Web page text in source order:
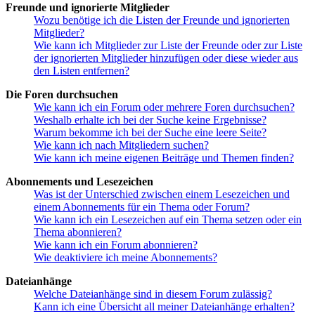
Freunde und ignorierte Mitglieder
Wozu benötige ich die Listen der Freunde und ignorierten
Mitglieder?
Wie kann ich Mitglieder zur Liste der Freunde oder zur Liste
der ignorierten Mitglieder hinzufügen oder diese wieder aus
den Listen entfernen?
Die Foren durchsuchen
Wie kann ich ein Forum oder mehrere Foren durchsuchen?
Weshalb erhalte ich bei der Suche keine Ergebnisse?
Warum bekomme ich bei der Suche eine leere Seite?
Wie kann ich nach Mitgliedern suchen?
Wie kann ich meine eigenen Beiträge und Themen finden?
Abonnements und Lesezeichen
Was ist der Unterschied zwischen einem Lesezeichen und
einem Abonnements für ein Thema oder Forum?
Wie kann ich ein Lesezeichen auf ein Thema setzen oder ein
Thema abonnieren?
Wie kann ich ein Forum abonnieren?
Wie deaktiviere ich meine Abonnements?
Dateianhänge
Welche Dateianhänge sind in diesem Forum zulässig?
Kann ich eine Übersicht all meiner Dateianhänge erhalten?